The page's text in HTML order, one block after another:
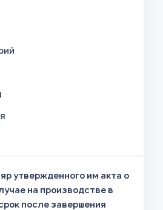
утвержденного им акта о
на производстве в
после завершения